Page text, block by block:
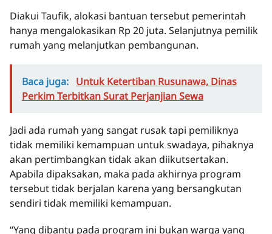
Diakui Taufik, alokasi bantuan tersebut pemerintah
hanya mengalokasikan Rp 20 juta. Selanjutnya pemilik
rumah yang melanjutkan pembangunan.
Baca juga: Untuk Ketertiban Rusunawa, Dinas
Perkim Terbitkan Surat Perjanjian Sewa
Jadi ada rumah yang sangat rusak tapi pemiliknya
tidak memiliki kemampuan untuk swadaya, pihaknya
akan pertimbangkan tidak akan diikutsertakan.
Apabila dipaksakan, maka pada akhirnya program
tersebut tidak berjalan karena yang bersangkutan
sendiri tidak memiliki kemampuan.
“Yang dibantu pada program ini bukan warga yang